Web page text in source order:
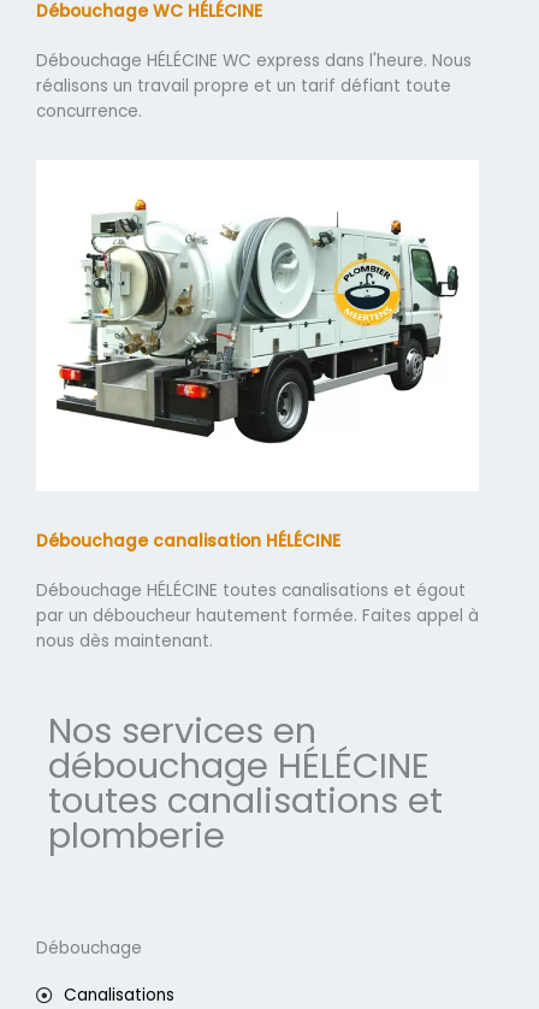
Débouchage WC HÉLÉCINE
Débouchage HÉLÉCINE WC express dans l'heure. Nous
réalisons un travail propre et un tarif défiant toute
concurrence.
Débouchage canalisation HÉLÉCINE
Débouchage HÉLÉCINE toutes canalisations et égout
par un déboucheur hautement formée. Faites appel à
nous dès maintenant.
Nos services en
débouchage HÉLÉCINE
toutes canalisations et
plomberie
Débouchage
Canalisations